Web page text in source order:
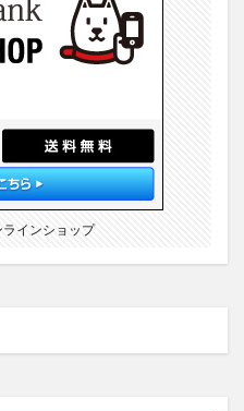
ラインショップ